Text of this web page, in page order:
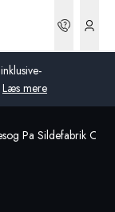
Læs mere
Pa Sildefabrik Og